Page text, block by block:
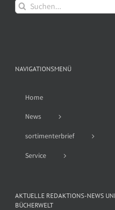
Suche
nach:
NAVIGATIONSMENÜ
Home
News
sortimenterbrief
Service
AKTUELLE REDAKTIONS-NEWS
BÜCHERWELT